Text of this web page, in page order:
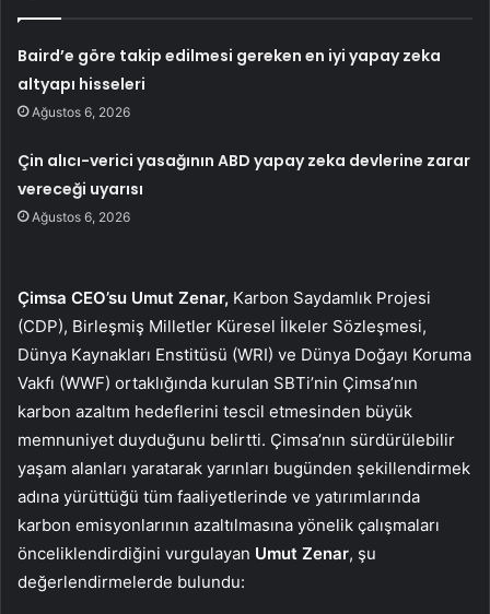
Baird’e göre takip edilmesi gereken en iyi yapay zeka
altyapı hisseleri
Ağustos 6, 2026
Çin alıcı-verici yasağının ABD yapay zeka devlerine zarar
vereceği uyarısı
Ağustos 6, 2026
Çimsa CEO’su Umut Zenar, Karbon Saydamlık Projesi
(CDP), Birleşmiş Milletler Küresel İlkeler Sözleşmesi,
Dünya Kaynakları Enstitüsü (WRI) ve Dünya Doğayı Koruma
Vakfı (WWF) ortaklığında kurulan SBTi’nin Çimsa’nın
karbon azaltım hedeflerini tescil etmesinden büyük
memnuniyet duyduğunu belirtti. Çimsa’nın sürdürülebilir
yaşam alanları yaratarak yarınları bugünden şekillendirmek
adına yürüttüğü tüm faaliyetlerinde ve yatırımlarında
karbon emisyonlarının azaltılmasına yönelik çalışmaları
önceliklendirdiğini vurgulayan Umut Zenar, şu
değerlendirmelerde bulundu: